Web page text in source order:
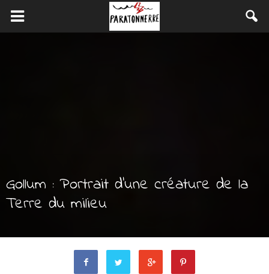
Gollum : Portrait d’une créature de la
Terre du milieu